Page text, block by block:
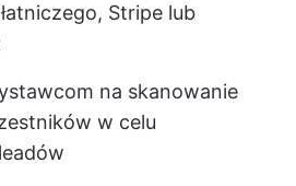
Stripe lub
na skanowanie
w celu